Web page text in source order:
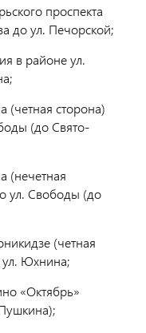
проспекта
до ул. Печорской;
в районе ул.
(четная сторона)
(до Свято-
(нечетная
ул. Свободы (до
(четная
ул. Юхнина;
«Октябрь»